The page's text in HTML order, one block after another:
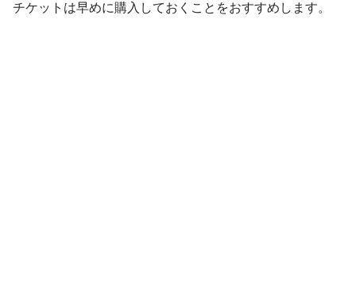
チケットは早めに購入しておくことをおすすめします。